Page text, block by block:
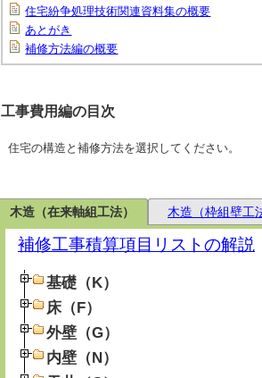
住宅紛争処理技術関連資料集の概要
あとがき
補修方法編の概要
工事費用編の目次
住宅の構造と補修方法を選択してください。
木造（在来軸組工法） 木造（枠組壁工
補修工事積算項目リストの解説
基礎（K）
床（F）
外壁（G）
内壁（N）